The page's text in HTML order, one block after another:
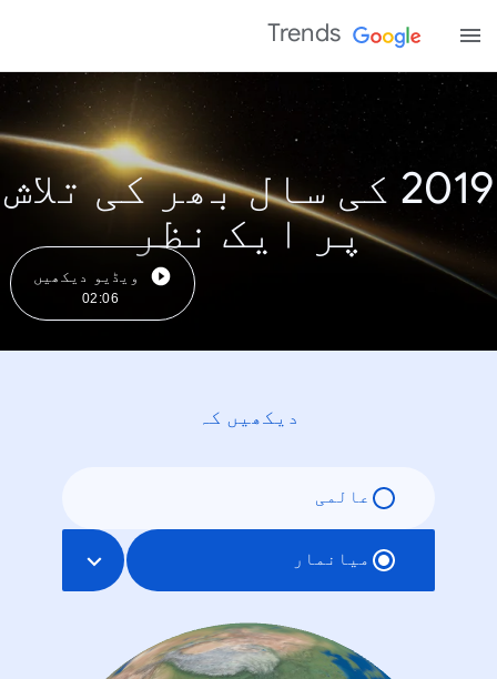
Trends
2019 کی سال بھر کی تلاش
پر ایک نظر
ویڈیو دیکھیں
02:06
دیکھیں کہ
عالمی
میانمار